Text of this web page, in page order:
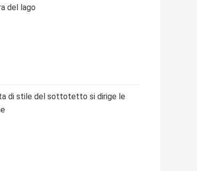
del lago
di stile del sottotetto si dirige le